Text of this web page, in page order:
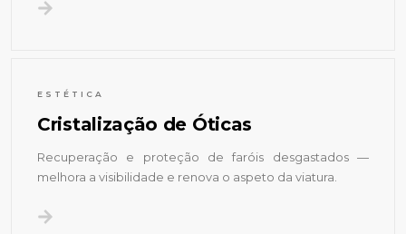
ESTÉTICA
Cristalização de Óticas
Recuperação e proteção de faróis desgastados —
melhora a visibilidade e renova o aspeto da viatura.